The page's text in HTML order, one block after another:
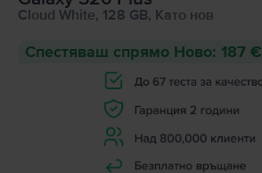
Cloud White, 128 GB, Като нов
Спестяваш спрямо Ново: 187 €